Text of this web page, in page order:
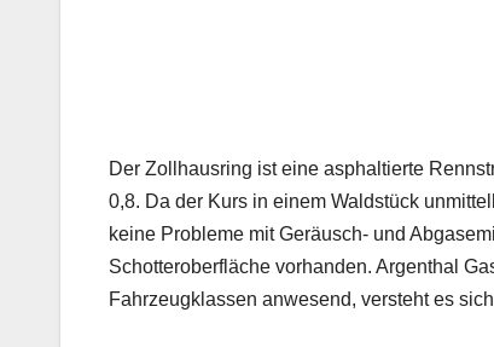
Der Zollhausring ist eine asphaltierte
0,8. Da der Kurs in einem Waldstück
keine Probleme mit Geräusch- und
Schotteroberfläche vorhanden. Argenthal
Fahrzeugklassen anwesend, versteht es